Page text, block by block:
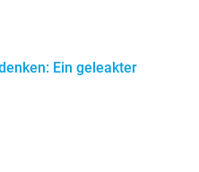
Ein geleakter